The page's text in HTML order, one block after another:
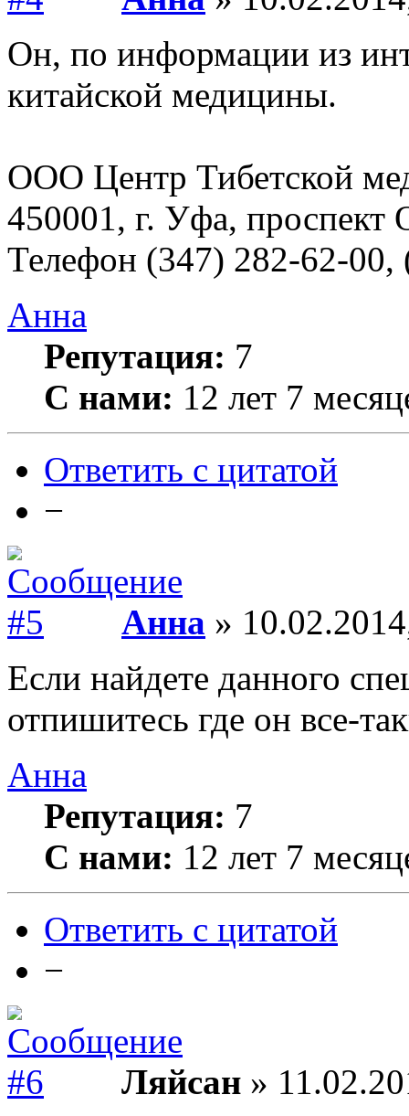
Он, по информации из
китайской медицины.
ООО Центр Тибетской
450001, г. Уфа, проспект
Телефон (347) 282-62-00,
Анна
Репутация: 7
С нами: 12 лет 7
Ответить с цитатой
−
Анна »
Если найдете данного
отпишитесь где он все-
Анна
Репутация: 7
С нами: 12 лет 7
Ответить с цитатой
−
Ляйсан »